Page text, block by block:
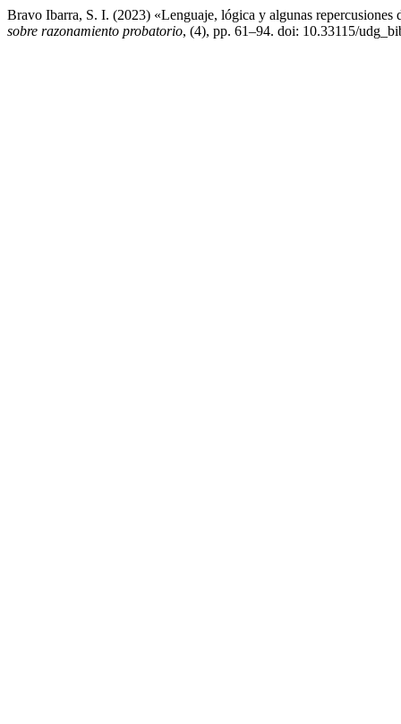
Bravo Ibarra, S. I. (2023) «Lenguaje, lógica y algunas
sobre razonamiento probatorio, (4), pp. 61–94. doi: 10.33115/